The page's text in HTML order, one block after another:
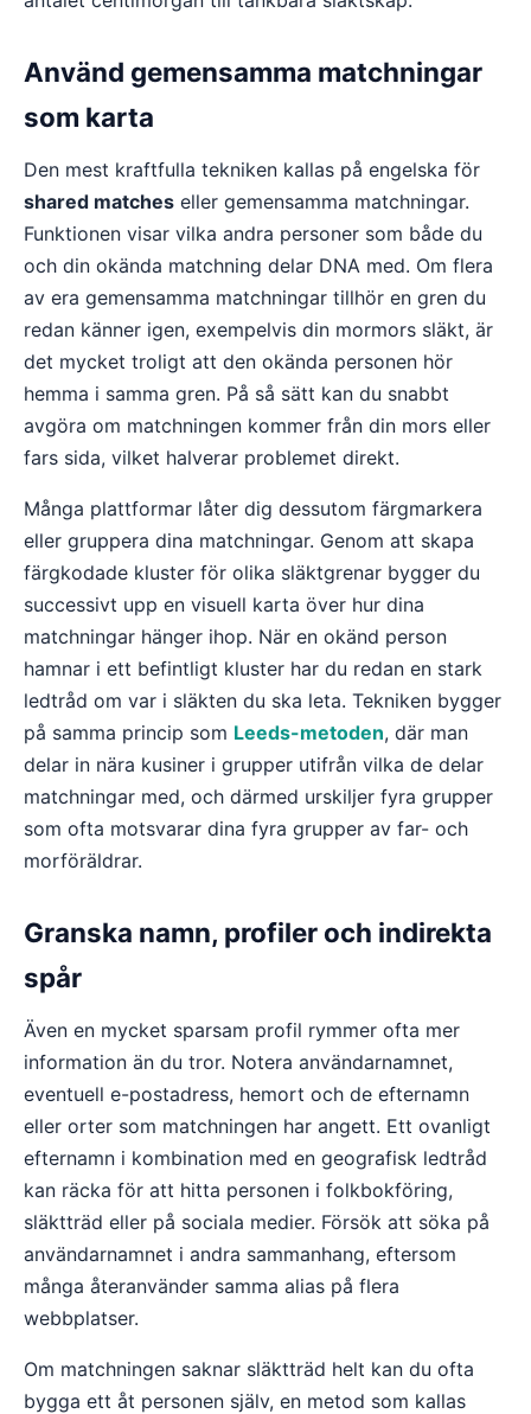
Använd gemensamma matchningar
som karta
Den mest kraftfulla tekniken kallas på engelska för
shared matches eller gemensamma matchningar.
Funktionen visar vilka andra personer som både du
och din okända matchning delar DNA med. Om flera
av era gemensamma matchningar tillhör en gren du
redan känner igen, exempelvis din mormors släkt, är
det mycket troligt att den okända personen hör
hemma i samma gren. På så sätt kan du snabbt
avgöra om matchningen kommer från din mors eller
fars sida, vilket halverar problemet direkt.
Många plattformar låter dig dessutom färgmarkera
eller gruppera dina matchningar. Genom att skapa
färgkodade kluster för olika släktgrenar bygger du
successivt upp en visuell karta över hur dina
matchningar hänger ihop. När en okänd person
hamnar i ett befintligt kluster har du redan en stark
ledtråd om var i släkten du ska leta. Tekniken bygger
på samma princip som Leeds-metoden, där man
delar in nära kusiner i grupper utifrån vilka de delar
matchningar med, och därmed urskiljer fyra grupper
som ofta motsvarar dina fyra grupper av far- och
morföräldrar.
Granska namn, profiler och indirekta
spår
Även en mycket sparsam profil rymmer ofta mer
information än du tror. Notera användarnamnet,
eventuell e-postadress, hemort och de efternamn
eller orter som matchningen har angett. Ett ovanligt
efternamn i kombination med en geografisk ledtråd
kan räcka för att hitta personen i folkbokföring,
släktträd eller på sociala medier. Försök att söka på
användarnamnet i andra sammanhang, eftersom
många återanvänder samma alias på flera
webbplatser.
Om matchningen saknar släktträd helt kan du ofta
bygga ett åt personen själv, en metod som kallas